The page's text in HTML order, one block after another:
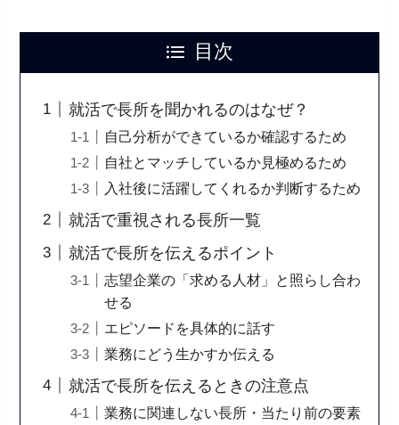
目次
就活で長所を聞かれるのはなぜ？
自己分析ができているか確認するため
自社とマッチしているか見極めるため
入社後に活躍してくれるか判断するため
就活で重視される長所一覧
就活で長所を伝えるポイント
志望企業の「求める人材」と照らし合わ
せる
エピソードを具体的に話す
業務にどう生かすか伝える
就活で長所を伝えるときの注意点
業務に関連しない長所・当たり前の要素